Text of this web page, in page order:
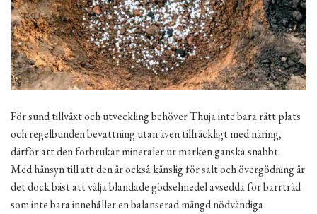
För sund tillväxt och utveckling behöver Thuja inte bara rätt plats
och regelbunden bevattning utan även tillräckligt med näring,
därför att den förbrukar mineraler ur marken ganska snabbt.
Med hänsyn till att den är också känslig för salt och övergödning är
det dock bäst att välja blandade gödselmedel avsedda för barrträd
som inte bara innehåller en balanserad mängd nödvändiga